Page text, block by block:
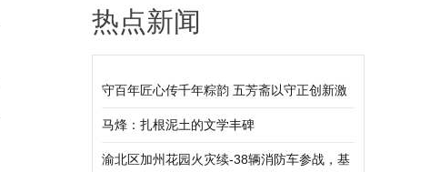
热点新闻
守百年匠心传千年粽韵 五芳斋以守正创新激
活端午非遗新活力
马烽：扎根泥土的文学丰碑
渝北区加州花园火灾续-38辆消防车参战，基